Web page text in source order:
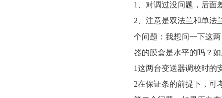
1、对调过没问题，后
2、注意是双法兰和单法
个问题：我想问一下这
器的膜盒是水平的吗？
1这两台变送器调校时的
2在保证条的前提下，